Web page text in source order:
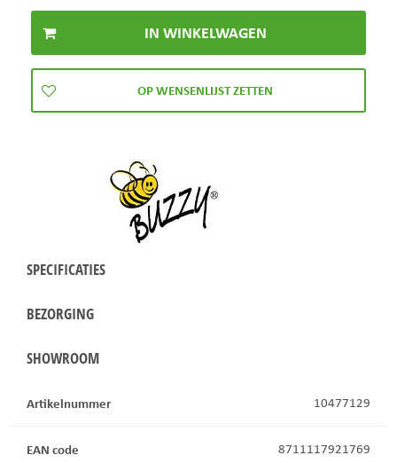
SPECIFICATIES
BEZORGING
SHOWROOM
Artikelnummer 10477129
EAN code 8711117921769